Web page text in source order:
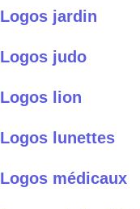
Logos jardin
Logos judo
Logos lion
Logos lunettes
Logos médicaux